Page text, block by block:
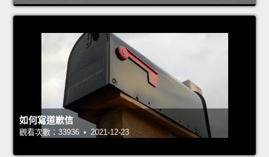
如何寫道歉信
觀看次數：33936 • 2021-12-23